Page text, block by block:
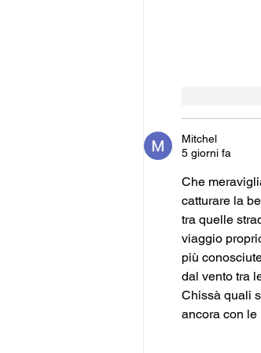
Mitchel
5 giorni fa
Che
catturare la
tra quelle
viaggio
più
dal vento tra
Chissà quali
ancora con